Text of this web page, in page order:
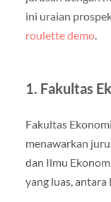
ini uraian
roulette demo.
1. Fakultas
Fakultas
menawarkan
dan Ilmu
yang luas, antara